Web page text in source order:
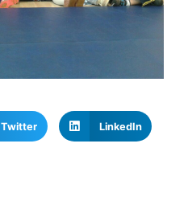
Twitter LinkedIn